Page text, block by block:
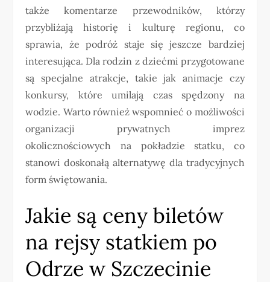
także komentarze przewodników, którzy
przybliżają historię i kulturę regionu, co
sprawia, że podróż staje się jeszcze bardziej
interesująca. Dla rodzin z dziećmi przygotowane
są specjalne atrakcje, takie jak animacje czy
konkursy, które umilają czas spędzony na
wodzie. Warto również wspomnieć o możliwości
organizacji prywatnych imprez
okolicznościowych na pokładzie statku, co
stanowi doskonałą alternatywę dla tradycyjnych
form świętowania.
Jakie są ceny biletów
na rejsy statkiem po
Odrze w Szczecinie